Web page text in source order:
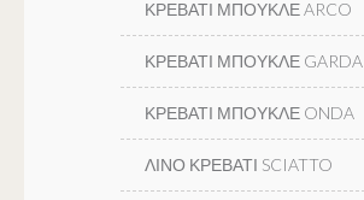
ΚΡΕΒΑΤΙ ΜΠΟΥΚΛΕ ARCO
ΚΡΕΒΑΤΙ ΜΠΟΥΚΛΕ GARDA
ΚΡΕΒΑΤΙ ΜΠΟΥΚΛΕ ONDA
ΛΙΝΟ ΚΡΕΒΑΤΙ SCIATTO